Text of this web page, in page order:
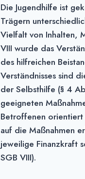
Die Jugendhilfe ist
Trägern
Vielfalt von Inhalten,
VIII wurde das
des hilfreichen
Verständnisses sind
der Selbsthilfe (§ 4
geeigne­ten
Betroffenen orientiert
auf die Maßnahmen
jeweilige Finanzkraft
SGB VIII).